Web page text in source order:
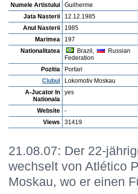
Numele Artistului
Guilherme
Jata Nasterii
12.12.1985
Anul Nasterii
1985
Marimea
197
Nationalitatea
Brazil,
Russian
Federation
Pozitia
Portari
Clubul
Lokomotiv Moskau
A-Jucator In
Nationala
yes
Website
-
Views
31419
21.08.07: Der 22-
wechselt von Atlético
Moskau, wo er einen